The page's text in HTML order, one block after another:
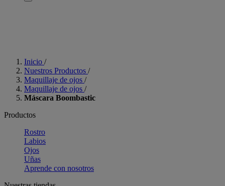
Inicio /
Nuestros Productos /
Maquillaje de ojos /
Maquillaje de ojos /
Máscara Boombastic
Productos
Rostro
Labios
Ojos
Uñas
Aprende con nosotros